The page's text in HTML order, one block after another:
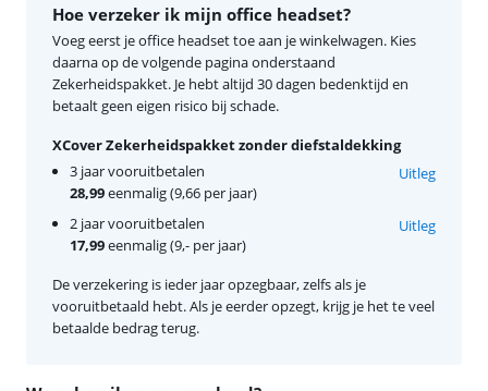
Hoe verzeker ik mijn office headset?
Voeg eerst je office headset toe aan je winkelwagen. Kies
daarna op de volgende pagina onderstaand
Zekerheidspakket. Je hebt altijd 30 dagen bedenktijd en
betaalt geen eigen risico bij schade.
XCover Zekerheidspakket zonder diefstaldekking
3 jaar vooruitbetalen
28,99eenmalig (9,66 per jaar)
Uitleg
2 jaar vooruitbetalen
17,99eenmalig (9,- per jaar)
Uitleg
De verzekering is ieder jaar opzegbaar, zelfs als je
vooruitbetaald hebt. Als je eerder opzegt, krijg je het te veel
betaalde bedrag terug.